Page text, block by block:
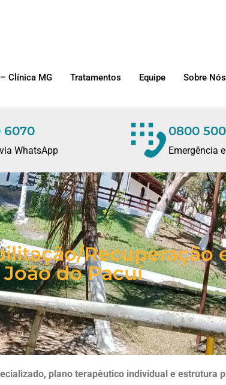
Clínica MG Tratamentos Equipe Sobre Nós
6070
WhatsApp
0800
Emergência
Recuperação
João do Pacuí
plano terapêutico individual e estrutura